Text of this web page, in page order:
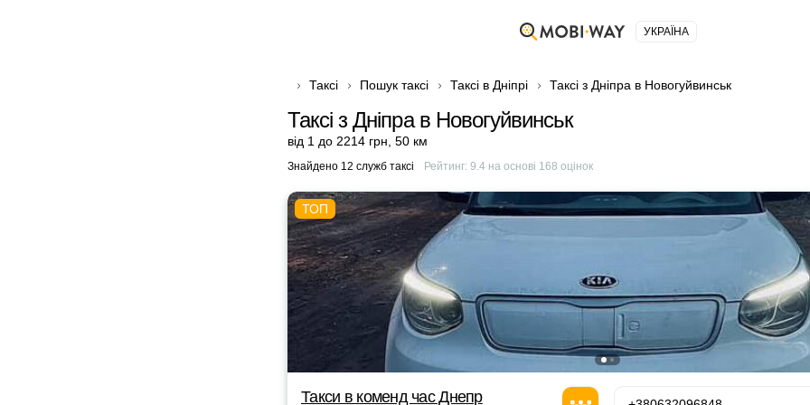
УКРАЇНА
Таксі Пошук таксі Таксі в Дніпрі Таксі з Дніпра в Новогуйвинськ
Таксі з Дніпра в Новогуйвинськ
від 1 до 2214 грн 50 км
Знайдено 12 служб таксі Рейтинг: 9.4на основі 168 оцінок
Такси в коменд час Днепр